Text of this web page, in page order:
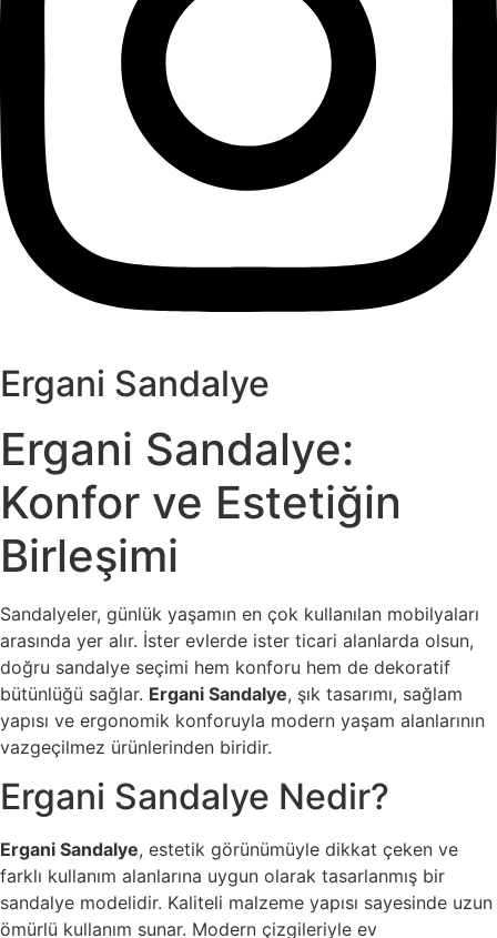
Ergani Sandalye
Ergani Sandalye:
Konfor ve Estetiğin
Birleşimi
Sandalyeler, günlük yaşamın en çok kullanılan mobilyaları
arasında yer alır. İster evlerde ister ticari alanlarda olsun,
doğru sandalye seçimi hem konforu hem de dekoratif
bütünlüğü sağlar. Ergani Sandalye, şık tasarımı, sağlam
yapısı ve ergonomik konforuyla modern yaşam alanlarının
vazgeçilmez ürünlerinden biridir.
Ergani Sandalye Nedir?
Ergani Sandalye, estetik görünümüyle dikkat çeken ve
farklı kullanım alanlarına uygun olarak tasarlanmış bir
sandalye modelidir. Kaliteli malzeme yapısı sayesinde uzun
ömürlü kullanım sunar. Modern çizgileriyle ev